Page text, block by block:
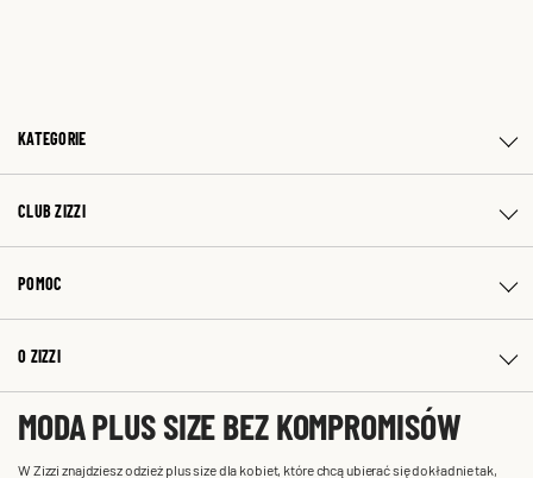
KATEGORIE
CLUB ZIZZI
POMOC
O ZIZZI
MODA PLUS SIZE BEZ KOMPROMISÓW
W Zizzi znajdziesz odzież plus size dla kobiet, które chcą ubierać się dokładnie tak,